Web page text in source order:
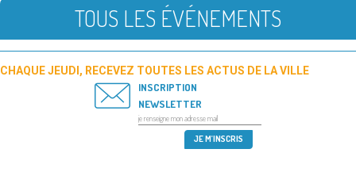
TOUS LES ÉVÉNEMENTS
CHAQUE JEUDI, RECEVEZ TOUTES LES ACTUS DE LA VILLE
INSCRIPTION
NEWSLETTER